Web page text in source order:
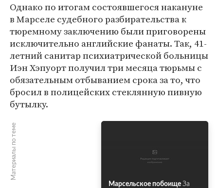
Однако по итогам состоявшегося накануне
в Марселе судебного разбирательства к
тюремному заключению были приговорены
исключительно английские фанаты. Так, 41-
летний санитар психиатрической больницы
Иэн Хэпуорт получил три месяца тюрьмы с
обязательным отбыванием срока за то, что
бросил в полицейских стеклянную пивную
бутылку.
Материалы по теме
Марсельское побоище За